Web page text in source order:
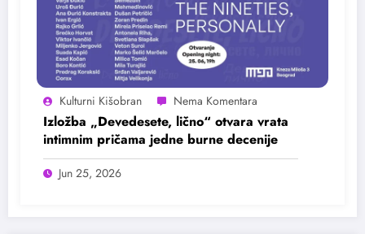
Kulturni Kišobran
Izložba „Devedesete, lično“ otvara vrata
intimnim pričama jedne burne decenije
Jun 25, 2026